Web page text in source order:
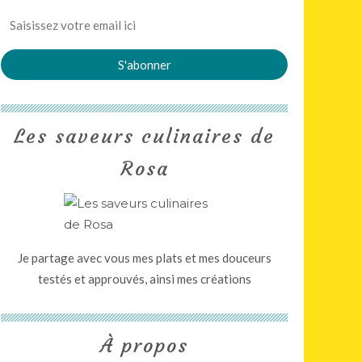
Les saveurs culinaires de
Rosa
Je partage avec vous mes plats et mes douceurs
testés et approuvés, ainsi mes créations
À propos